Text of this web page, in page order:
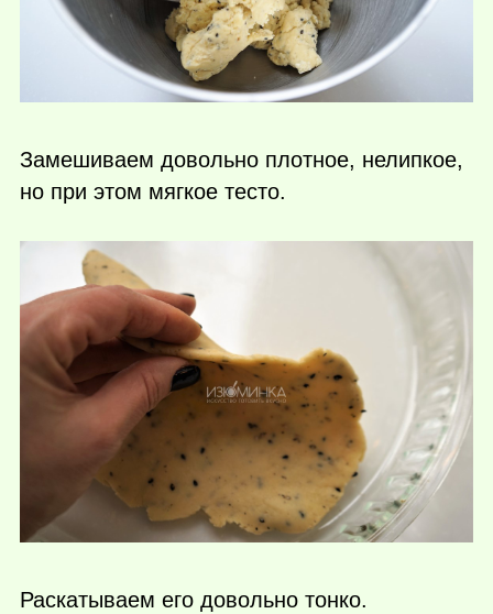
Замешиваем довольно плотное, нелипкое,
но при этом мягкое тесто.
Раскатываем его довольно тонко.